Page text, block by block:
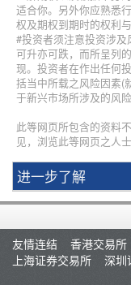
适合你。另外你应熟悉
权及期权到期时的权利与
#投资者须注意投资涉
可升亦可跌，而所呈列
现。投资者在作出任何
括当中所载之风险因素(
于新兴市场所涉及的风险
此等网页所包含的资料
见，浏览此等网页之人
进一步了解
简介
辉立课程
讲师
友情连结
香港交易所
上海证券交易所
深圳